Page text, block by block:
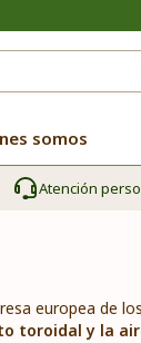
somos
Atención
europea de
toroidal y la